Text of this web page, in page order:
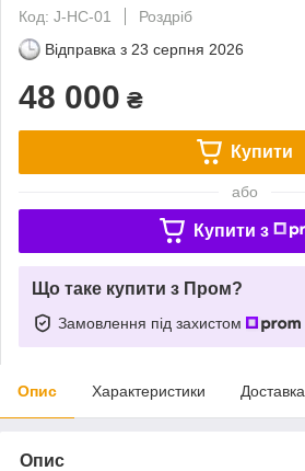
Код: J-HC-01
Роздріб
Відправка з 23 серпня 2026
48 000 ₴
Купити
або
Купити з
Що таке купити з Пром?
Замовлення під захистом
Опис Характеристики Доставка
Опис